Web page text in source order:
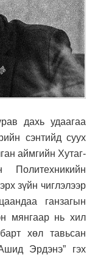
удаагаа
сэнтийд суух
аймгийн Хутаг-
зүйн чиглэлээр
ганзагын
мянгаар нь хил
хөл тавьсан
Эрдэнэ” гэх